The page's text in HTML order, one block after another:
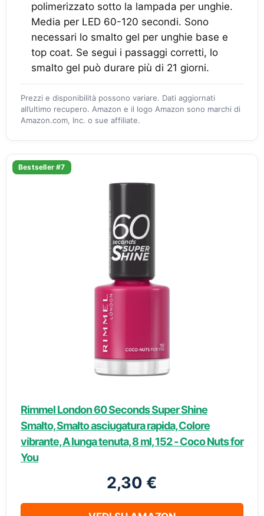
polimerizzato sotto la lampada per unghie.
Media per LED 60-120 secondi. Sono
necessari lo smalto gel per unghie base e
top coat. Se segui i passaggi corretti, lo
smalto gel può durare più di 21 giorni.
Prezzi e disponibilità possono variare. Dati aggiornati
all’ultimo recupero. Amazon e il logo Amazon sono marchi di
Amazon.com, Inc. o sue affiliate.
Bestseller #7
Rimmel London 60 Seconds Super Shine
Smalto, Smalto asciugatura rapida, Colore
vibrante, A lunga tenuta, 8 ml, 152 - Coco Nuts for
You
2,30 €